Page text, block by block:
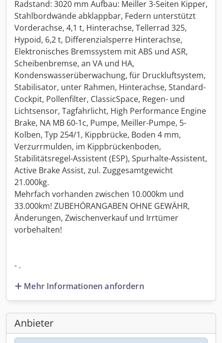
Radstand: 3020 mm Aufbau: Meiller 3-Seiten Kipper,
Stahlbordwände abklappbar, Federn unterstützt
Vorderachse, 4,1 t, Hinterachse, Tellerrad 325,
Hypoid, 6,2 t, Differenzialsperre Hinterachse,
Elektronisches Bremssystem mit ABS und ASR,
Scheibenbremse, an VA und HA,
Kondenswasserüberwachung, für Druckluftsystem,
Stabilisator, unter Rahmen, Hinterachse, Standard-
Cockpit, Pollenfilter, ClassicSpace, Regen- und
Lichtsensor, Tagfahrlicht, High Performance Engine
Brake, NA MB 60-1c, Pumpe, Meiller-Pumpe, 5-
Kolben, Typ 254/1, Kippbrücke, Boden 4 mm,
Verzurrmulden, im Kippbrückenboden,
Stabilitätsregel-Assistent (ESP), Spurhalte-Assistent,
Active Brake Assist, zul. Zuggesamtgewicht
21.000kg.
Mehrfach vorhanden zwischen 10.000km und
33.000km! ZUBEHÖRANGABEN OHNE GEWÄHR,
Änderungen, Zwischenverkauf und Irrtümer
vorbehalten!
- .
Mehr Informationen anfordern
Anbieter